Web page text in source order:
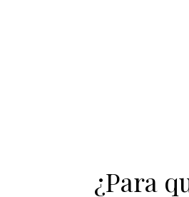
¿Para